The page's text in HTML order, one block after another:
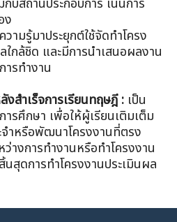
บสถานประกอบการ เน้นการ
ง
วามรู้มาประยุกต์ใช้จัดทำโครง
กล้ชิด และมีการนำเสนอผลงาน
รทำงาน
สำเร็จการเรียนทฤษฎี : เป็น
ารศึกษา เพื่อให้ผู้เรียนเติมเต็ม
จำหรือพัฒนาโครงงานที่ตรง
างการทำงานหรือทำโครงงาน
นสุดการทำโครงงานประเมินผล